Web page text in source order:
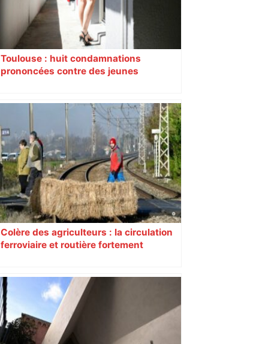
Toulouse : huit condamnations
prononcées contre des jeunes
Colère des agriculteurs : la circulation
ferroviaire et routière fortement